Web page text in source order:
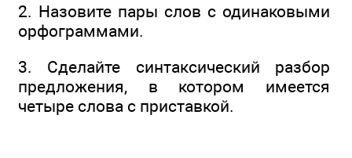
2. Назовите пары слов с одинаковыми
орфограммами.
3. Сделайте синтаксический разбор
предложения, в котором имеется
четыре слова с приставкой.